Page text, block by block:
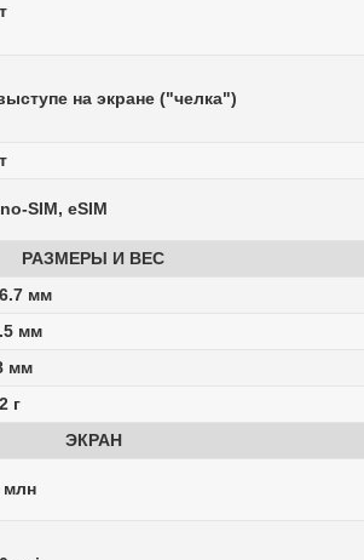
на экране ("челка")
SIM, eSIM
РАЗМЕРЫ И ВЕС
мм
мм
мм
г
ЭКРАН
млн